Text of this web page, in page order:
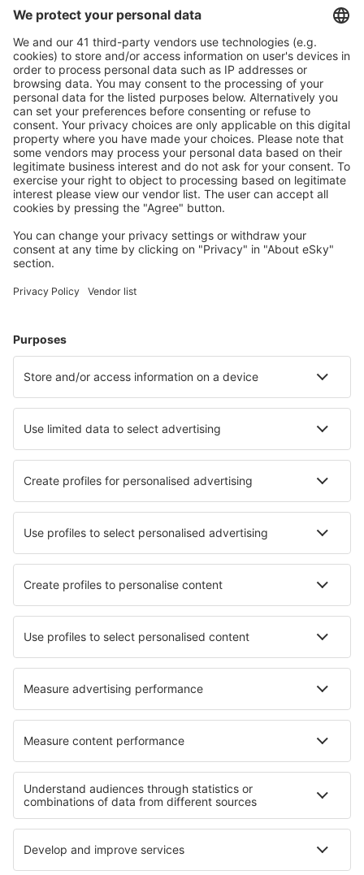
Bezproblémová rezervace s možností bezplatného
zrušení.
S námi ušetříte
Atraktivní ceny a speciální nabídky pro přihlášené
uživatele.
Ubytování dle vašeho gusta
Vyberte si z více než 1.3 milionu zařízení: hotelů,
apartmánů, chat a dalších.
Nejvyhledávanější hotely podle uživatelů eSky
Hotely v Polsku - Oblíbená města
Hotely v Gdańsku Hotely ve Varšavě
Hotely in Istebna Hotely in Gorzow Wielkopolski
Hotely v Rzeszówě Hotely in Darlowo
Nejlepší hotely - města
Hotely in Lavorgo Hotely in Soller Hotely in Pancé
Hotely v Táboře Hotely in Piornal Hotely v Agryzu
Hotely in Rubirizi Hotely in Santa Bárbara
Hotely v Národní park Ústí Warty
Hotely v Kampinoský národní park
Hotely v Wigerský národní park Hotely v Risaraldě
Hotely v Porto Santo Hotely na Rhodu Hotely v Liptově